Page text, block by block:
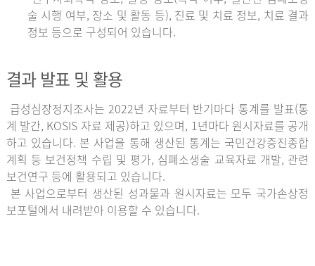
술 시행 여부, 장소 및 활동 등), 진료 및 치료 정보, 치료 결과
정보 등으로 구성되어 있습니다.
결과 발표 및 활용
급성심장정지조사는 2022년 자료부터 반기마다 통계를 발표(통
계 발간, KOSIS 자료 제공)하고 있으며, 1년마다 원시자료를 공개
하고 있습니다. 본 사업을 통해 생산된 통계는 국민건강증진종합
계획 등 보건정책 수립 및 평가, 심폐소생술 교육자료 개발, 관련
보건연구 등에 활용되고 있습니다.
본 사업으로부터 생산된 성과물과 원시자료는 모두 국가손상정
보포털에서 내려받아 이용할 수 있습니다.